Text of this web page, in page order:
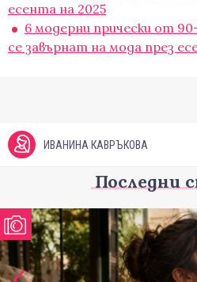
есента на 2025
6 модерни прически от
се завърнат на мода през
ИВАНИНА КАВРЪКОВА
Последни